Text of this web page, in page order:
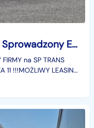
MAN TGL 12.180 Kontener Sprowadzony Euro 6 Przebieg Udokumentowany , ESP , ASR , Poduszki, Winda, Sprowadzony
na SP TRANS
!!!MOŻLIWY LEASING
LAT- OPŁATA